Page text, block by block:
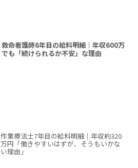
救命看護師6年目の給料明細｜年収600万
でも「続けられるか不安」な理由
作業療法士7年目の給料明細｜年収約320
万円「働きやすいはずが、そうもいかな
い理由」